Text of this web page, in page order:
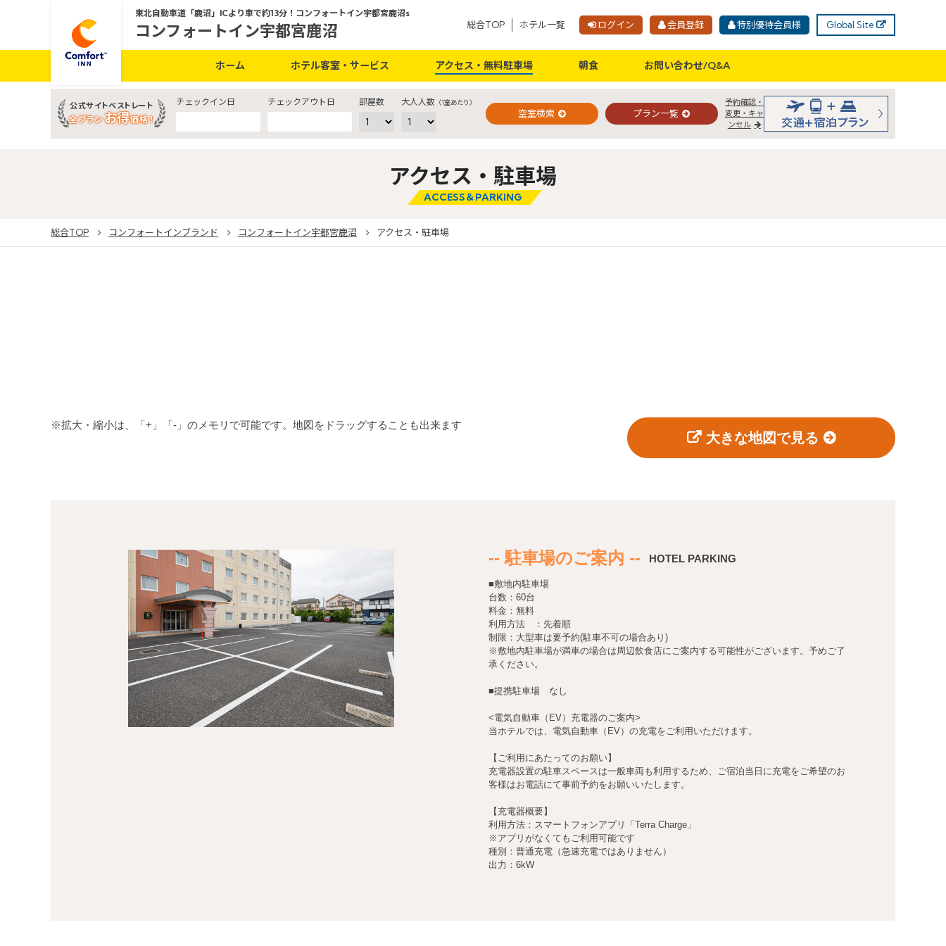
東北自動車道「鹿沼」ICより車で約13分！コンフォートイン宇都宮鹿沼s
コンフォートイン宇都宮鹿沼 総合TOP ホテル一覧 ログイン 会員登録 特別優待会員様 Global Site
ホーム ホテル客室・サービス アクセス・無料駐車場 朝食 お問い合わせ/Q&A
公式サイトベストレート
全プランお得価格！
チェックイン日 チェックアウト日 部屋数 大人人数（1室あたり）
空室検索 プラン一覧
予約確認・
変更・キャ
ンセル
アクセス・駐車場
ACCESS＆PARKING
総合TOP コンフォートインブランド コンフォートイン宇都宮鹿沼 アクセス・駐車場
※拡大・縮小は、「+」「-」のメモリで可能です。地図をドラッグすることも出来ます
大きな地図で見る
-- 駐車場のご案内 -- HOTEL PARKING
■敷地内駐車場
台数：60台
料金：無料
利用方法 ：先着順
制限：大型車は要予約(駐車不可の場合あり)
※敷地内駐車場が満車の場合は周辺飲食店にご案内する可能性がございます。予めご了
承ください。
■提携駐車場 なし
<電気自動車（EV）充電器のご案内>
当ホテルでは、電気自動車（EV）の充電をご利用いただけます。
【ご利用にあたってのお願い】
充電器設置の駐車スペースは一般車両も利用するため、ご宿泊当日に充電をご希望のお
客様はお電話にて事前予約をお願いいたします。
【充電器概要】
利用方法：スマートフォンアプリ「Terra Charge」
※アプリがなくてもご利用可能です
種別：普通充電（急速充電ではありません）
出力：6kW
ご予約確認・変更・キャンセルフォーム
公式Webサイトからのご予約
閉じる